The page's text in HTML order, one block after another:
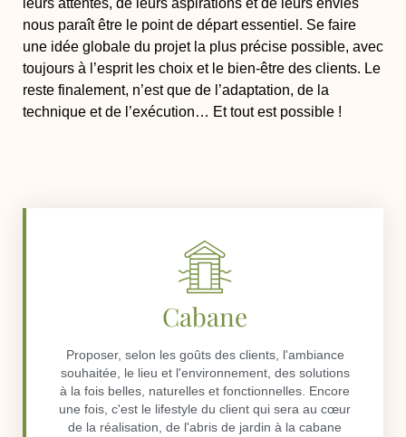
nous paraît être le point de départ essentiel. Se faire
une idée globale du projet la plus précise possible, avec
toujours à l’esprit les choix et le bien-être des clients. Le
reste finalement, n’est que de l’adaptation, de la
technique et de l’exécution… Et tout est possible !
Cabane
Proposer, selon les goûts des clients, l'ambiance
souhaitée, le lieu et l'environnement, des solutions
à la fois belles, naturelles et fonctionnelles. Encore
une fois, c'est le lifestyle du client qui sera au cœur
de la réalisation, de l'abris de jardin à la cabane